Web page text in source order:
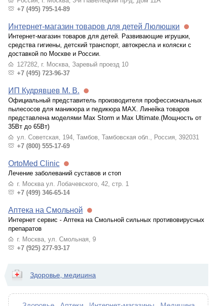
+7 (495) 795-14-89
Интернет-магазин товаров для детей Люлюшки
Интернет-магазин товаров для детей. Развивающие игрушки,
средства гигиены, детский транспорт, автокресла и коляски с
доставкой по Москве и России.
127282, г. Москва, Заревый проезд 10
+7 (495) 723-96-37
ИП Кудрявцев М. В.
Официальный представитель производителя профессиональных
пылесосов для маникюра и педикюра MAX. Линейка товаров
представлена моделями Max Storm и Max Ultimate.(Мощность от
35Вт до 65Вт)
ул. Советская, 194, Тамбов, Тамбовская обл., Россия, 392031
+7 (800) 555-17-69
OrtoMed Clinic
Лечение заболеваний суставов и стоп
г. Москва ул. Лобачевского, 42, стр. 1
+7 (499) 346-65-14
Аптека на Смольной
Интернет сервис - Аптека на Смольной сильных противовирусных
препаратов
г. Москва, ул. Смольная, 9
+7 (925) 277-93-17
Здоровье, медицина